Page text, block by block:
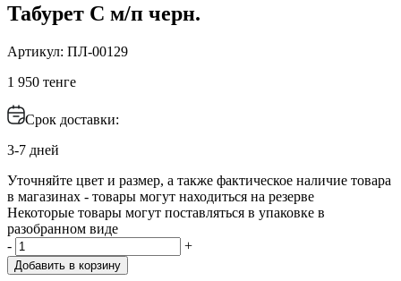
Табурет С м/п черн.
Артикул: ПЛ-00129
1 950 тенге
Срок доставки:
3-7 дней
Уточняйте цвет и размер, а также фактическое наличие товара
в магазинах - товары могут находиться на резерве
Некоторые товары могут поставляться в упаковке в
разобранном виде
-
+
Добавить в корзину